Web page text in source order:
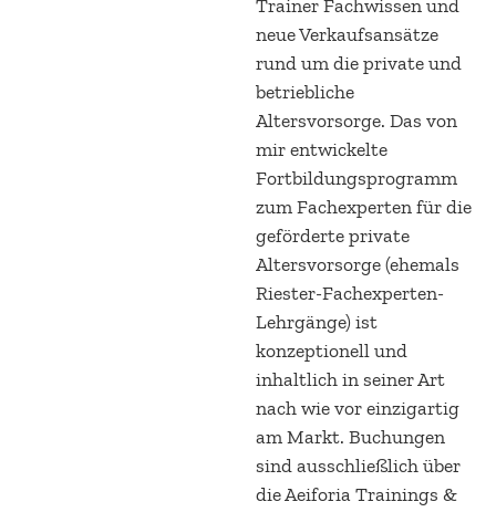
Trainer Fachwissen und
neue Verkaufsansätze
rund um die private und
betriebliche
Altersvorsorge. Das von
mir entwickelte
Fortbildungsprogramm
zum Fachexperten für die
geförderte private
Altersvorsorge (ehemals
Riester-Fachexperten-
Lehrgänge) ist
konzeptionell und
inhaltlich in seiner Art
nach wie vor einzigartig
am Markt. Buchungen
sind ausschließlich über
die Aeiforia Trainings &